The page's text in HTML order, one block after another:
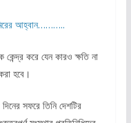
আহ্বান………..
করে যেন কারও ক্ষতি না
হবে।
সফরে তিনি দেশটির